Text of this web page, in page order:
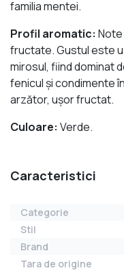
familia mentei.
Profil aromatic:
fructate. Gustul este
mirosul, fiind dominat
fenicul şi condimente
arzător, uşor fructat.
Culoare: Verde.
Caracteristici
Categorie
Stil
Brand
Tara de origine